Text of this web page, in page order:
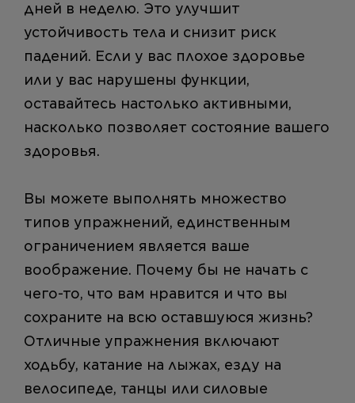
дней в неделю. Это улучшит
устойчивость тела и снизит риск
падений. Если у вас плохое здоровье
или у вас нарушены функции,
оставайтесь настолько активными,
насколько позволяет состояние вашего
здоровья.
Вы можете выполнять множество
типов упражнений, единственным
ограничением является ваше
воображение. Почему бы не начать с
чего-то, что вам нравится и что вы
сохраните на всю оставшуюся жизнь?
Отличные упражнения включают
ходьбу, катание на лыжах, езду на
велосипеде, танцы или силовые